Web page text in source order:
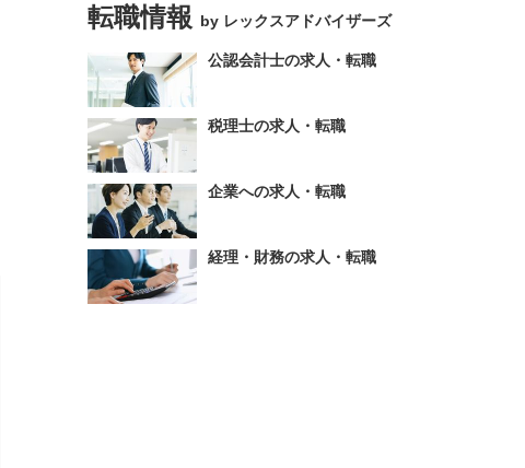
転職情報 by レックスアドバイザーズ
公認会計士の求人・転職
税理士の求人・転職
企業への求人・転職
経理・財務の求人・転職